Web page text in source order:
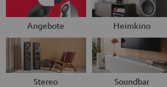
Angebote Heimkino
Stereo Soundbar